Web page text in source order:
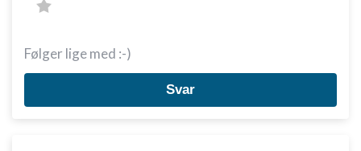
Følger lige med :-)
Svar